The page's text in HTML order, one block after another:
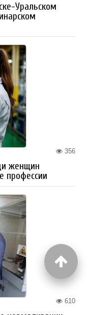
Уральском
356
женщин
профессии
610